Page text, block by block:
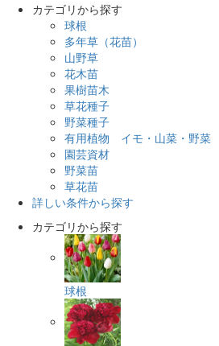
カテゴリから探す
球根
多年草（花苗）
山野草
花木苗
果樹苗木
草花種子
野菜種子
有用植物 イモ・山菜・野菜
園芸資材
野菜苗
草花苗
詳しい条件から探す
カテゴリから探す
球根